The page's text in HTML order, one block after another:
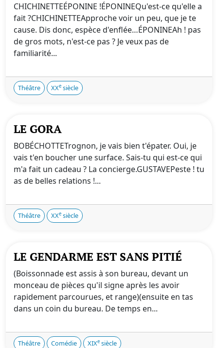
CHICHINETTEÉPONINE !ÉPONINEQu'est-ce qu'elle a
fait ?CHICHINETTEApproche voir un peu, que je te
cause. Dis donc, espèce d'enflée…ÉPONINEAh ! pas
de gros mots, n'est-ce pas ? Je veux pas de
familiarité...
Théâtre XXe siècle
LE GORA
BOBÉCHOTTETrognon, je vais bien t'épater. Oui, je
vais t'en boucher une surface. Sais-tu qui est-ce qui
m'a fait un cadeau ? La concierge.GUSTAVEPeste ! tu
as de belles relations !...
Théâtre XXe siècle
LE GENDARME EST SANS PITIÉ
(Boissonnade est assis à son bureau, devant un
monceau de pièces qu'il signe après les avoir
rapidement parcourues, et range)(ensuite en tas
dans un coin du bureau. De temps en...
Théâtre Comédie XIXe siècle